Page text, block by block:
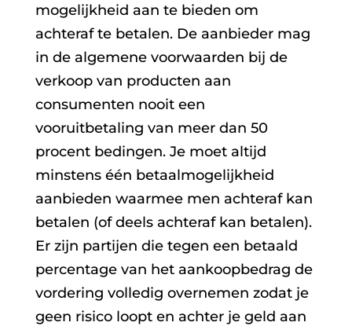
mogelijkheid aan te bieden om
achteraf te betalen. De aanbieder mag
in de algemene voorwaarden bij de
verkoop van producten aan
consumenten nooit een
vooruitbetaling van meer dan 50
procent bedingen. Je moet altijd
minstens één betaalmogelijkheid
aanbieden waarmee men achteraf kan
betalen (of deels achteraf kan betalen).
Er zijn partijen die tegen een betaald
percentage van het aankoopbedrag de
vordering volledig overnemen zodat je
geen risico loopt en achter je geld aan